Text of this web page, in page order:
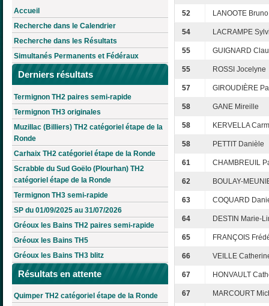
Accueil
Recherche dans le Calendrier
Recherche dans les Résultats
Simultanés Permanents et Fédéraux
Derniers résultats
Termignon TH2 paires semi-rapide
Termignon TH3 originales
Muzillac (Billiers) TH2 catégoriel étape de la
Ronde
Carhaix TH2 catégoriel étape de la Ronde
Scrabble du Sud Goëlo (Plourhan) TH2
catégoriel étape de la Ronde
Termignon TH3 semi-rapide
SP du 01/09/2025 au 31/07/2026
Gréoux les Bains TH2 paires semi-rapide
Gréoux les Bains TH5
Gréoux les Bains TH3 blitz
Résultats en attente
Quimper TH2 catégoriel étape de la Ronde
52 LANOOTE Bruno
54 LACRAMPE
55 GUIGNARD
55 ROSSI Jocelyne
57 GIROUDIÈRE
58 GANE Mireille
58 KERVELLA
58 PETTIT Danièle
61 CHAMBREUIL
62 BOULAY-
63 COQUARD
64 DESTIN Marie-
65 FRANÇOIS
66 VEILLE
67 HONVAULT
67 MARCOURT